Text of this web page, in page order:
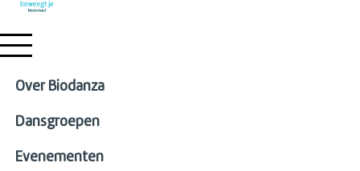
Over Biodanza
Dansgroepen
Evenementen